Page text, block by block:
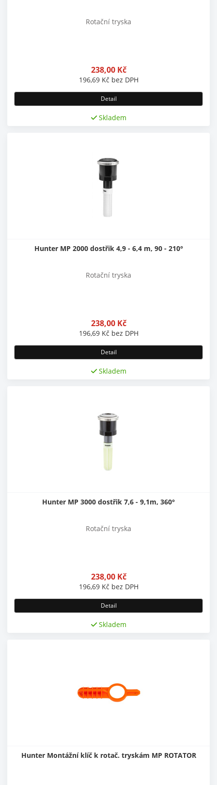
Rotační tryska
238,00 Kč
196,69 Kč bez DPH
Detail
Skladem
Hunter MP 2000 dostřik 4,9 - 6,4 m, 90 - 210°
Rotační tryska
238,00 Kč
196,69 Kč bez DPH
Detail
Skladem
Hunter MP 3000 dostřik 7,6 - 9,1m, 360°
Rotační tryska
238,00 Kč
196,69 Kč bez DPH
Detail
Skladem
Hunter Montážní klíč k rotač. tryskám MP ROTATOR